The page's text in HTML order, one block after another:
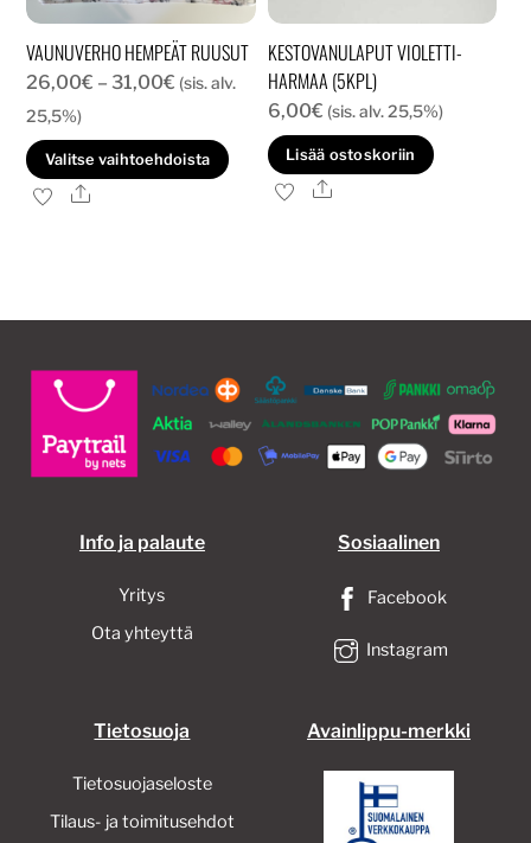
VAUNUVERHO HEMPEÄT RUUSUT
26,00€ – 31,00€ Hintaluokka:
-
31,00€
(sis. alv.
25,5%)
Valitse vaihtoehdoista
Tällä
tuotteella
Voit
valinnat
tuotteen
sivulla.
Ale
KESTOVANULAPUT VIOLETTI-
HARMAA (5KPL)
6,00€ (sis. alv. 25,5%)
Lisää ostoskoriin
Ale
Info ja palaute
Yritys
Ota yhteyttä
Sosiaalinen
Facebook
Instagram
Tietosuoja
Tietosuojaseloste
Tilaus- ja toimitusehdot
Avainlippu-merkki